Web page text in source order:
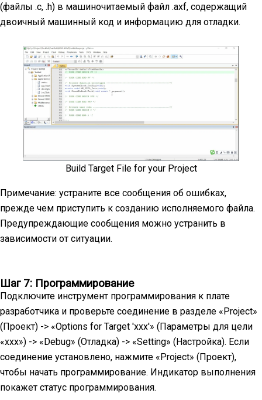
(файлы .c, .h) в машиночитаемый файл .axf, содержащий
двоичный машинный код и информацию для отладки.
Build Target File for your Project
Примечание: устраните все сообщения об ошибках,
прежде чем приступить к созданию исполняемого файла.
Предупреждающие сообщения можно устранить в
зависимости от ситуации.
Шаг 7: Программирование
Подключите инструмент программирования к плате
разработчика и проверьте соединение в разделе «Project»
(Проект) -> «Options for Target 'xxx'» (Параметры для цели
«xxx») -> «Debug» (Отладка) -> «Setting» (Настройка). Если
соединение установлено, нажмите «Project» (Проект),
чтобы начать программирование. Индикатор выполнения
покажет статус программирования.